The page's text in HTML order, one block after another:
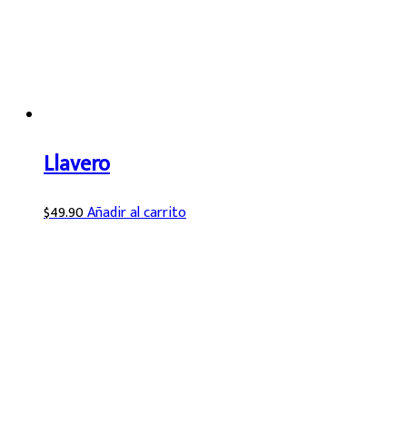
Llavero
$49.90Añadir al carrito